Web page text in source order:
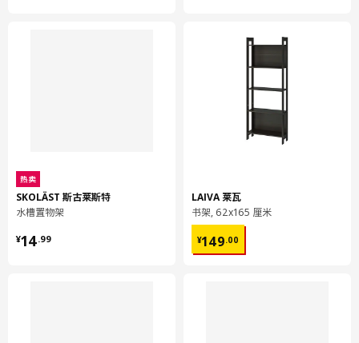
热卖
SKOLÄST 斯古莱斯特
水槽置物架
¥14.99
¥ 14.99
LAIVA 莱瓦
书架, 62x165 厘米
¥149.00
¥ 149.00